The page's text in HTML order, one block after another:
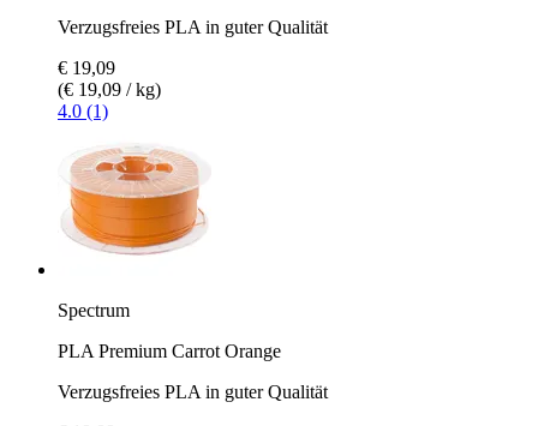
Verzugsfreies PLA in guter Qualität
€ 19,09
(€ 19,09 / kg)
4.0 (1)
Spectrum
PLA Premium Carrot Orange
Verzugsfreies PLA in guter Qualität